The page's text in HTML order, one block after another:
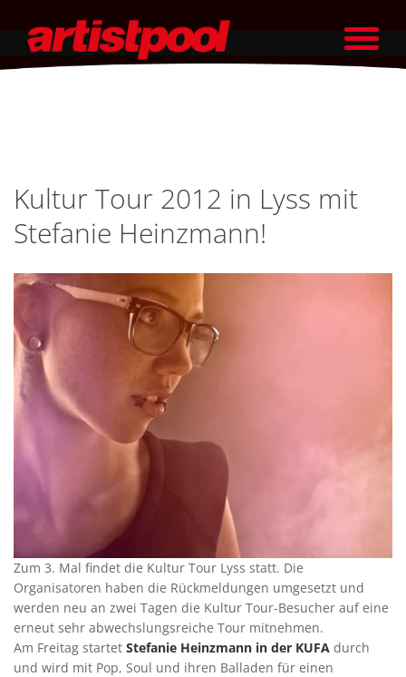
Kultur Tour 2012 in Lyss mit
Stefanie Heinzmann!
Zum 3. Mal findet die Kultur Tour Lyss statt. Die
Organisatoren haben die Rückmeldungen umgesetzt und
werden neu an zwei Tagen die Kultur Tour-Besucher auf eine
erneut sehr abwechslungsreiche Tour mitnehmen.
Am Freitag startet Stefanie Heinzmann in der KUFA durch
und wird mit Pop, Soul und ihren Balladen für einen